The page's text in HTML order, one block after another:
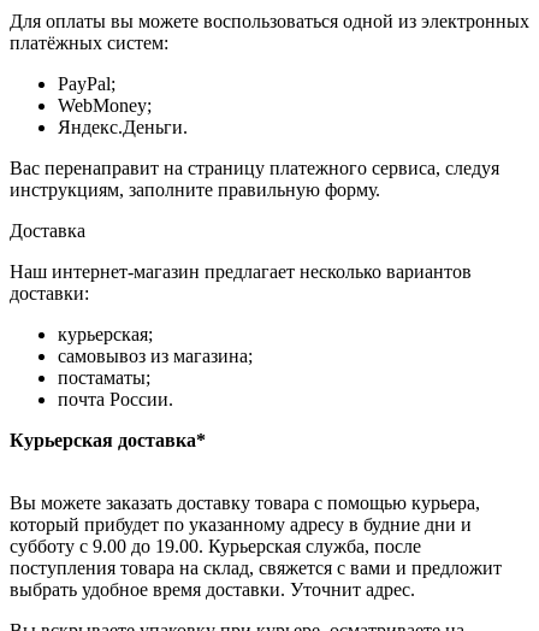
Для оплаты вы можете воспользоваться одной из электронных
платёжных систем:
PayPal;
WebMoney;
Яндекс.Деньги.
Вас перенаправит на страницу платежного сервиса, следуя
инструкциям, заполните правильную форму.
Доставка
Наш интернет-магазин предлагает несколько вариантов
доставки:
курьерская;
самовывоз из магазина;
постаматы;
почта России.
Курьерская доставка*
Вы можете заказать доставку товара с помощью курьера,
который прибудет по указанному адресу в будние дни и
субботу с 9.00 до 19.00. Курьерская служба, после
поступления товара на склад, свяжется с вами и предложит
выбрать удобное время доставки. Уточнит адрес.